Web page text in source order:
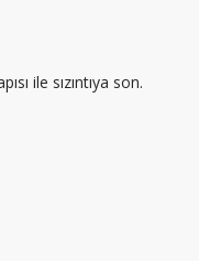
ile sızıntıya son.